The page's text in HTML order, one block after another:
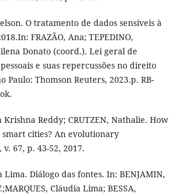
O tratamento de dados sensíveis à
FRAZÃO, Ana; TEPEDINO,
Donato (coord.). Lei geral de
e suas repercussões no direito
Paulo: Thomson Reuters, 2023.p. RB-
Krishna Reddy; CRUTZEN, Nathalie. How
cities? An evolutionary
67, p. 43-52, 2017.
Lima. Diálogo das fontes. In: BENJAMIN,
Cláudia Lima; BESSA,